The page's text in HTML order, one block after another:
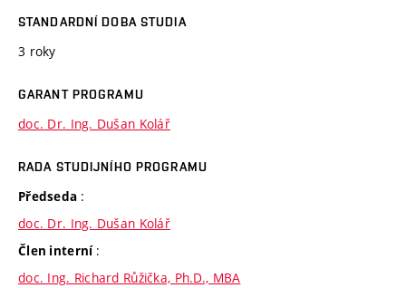
STANDARDNÍ DOBA STUDIA
3 roky
GARANT PROGRAMU
doc. Dr. Ing. Dušan Kolář
RADA STUDIJNÍHO PROGRAMU
Předseda :
doc. Dr. Ing. Dušan Kolář
Člen interní :
doc. Ing. Richard Růžička, Ph.D., MBA